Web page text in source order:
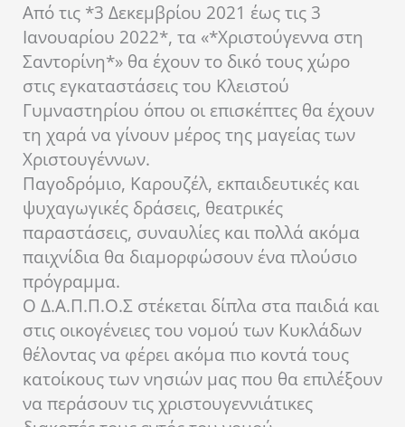
Από τις *3 Δεκεμβρίου 2021 έως τις 3
Ιανουαρίου 2022*, τα «*Χριστούγεννα στη
Σαντορίνη*» θα έχουν το δικό τους χώρο
στις εγκαταστάσεις του Κλειστού
Γυμναστηρίου όπου οι επισκέπτες θα έχουν
τη χαρά να γίνουν μέρος της μαγείας των
Χριστουγέννων.
Παγοδρόμιο, Καρουζέλ, εκπαιδευτικές και
ψυχαγωγικές δράσεις, θεατρικές
παραστάσεις, συναυλίες και πολλά ακόμα
παιχνίδια θα διαμορφώσουν ένα πλούσιο
πρόγραμμα.
Ο Δ.Α.Π.Π.Ο.Σ στέκεται δίπλα στα παιδιά και
στις οικογένειες του νομού των Κυκλάδων
θέλοντας να φέρει ακόμα πιο κοντά τους
κατοίκους των νησιών μας που θα επιλέξουν
να περάσουν τις χριστουγεννιάτικες